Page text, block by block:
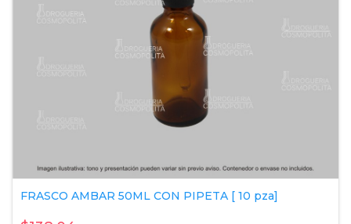
FRASCO AMBAR 50ML CON PIPETA [ 10 pza]